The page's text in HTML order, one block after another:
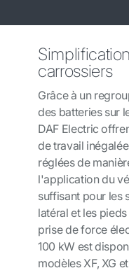
carrossiers
Grâce à un
des batteries sur
DAF Electric
de travail
réglées de
l'application du
suffisant pour les
latéral et les
prise de force
100 kW est
modèles XF, XG